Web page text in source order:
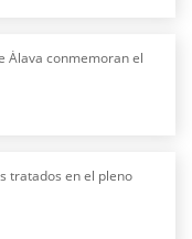
Álava conmemoran el
tratados en el pleno